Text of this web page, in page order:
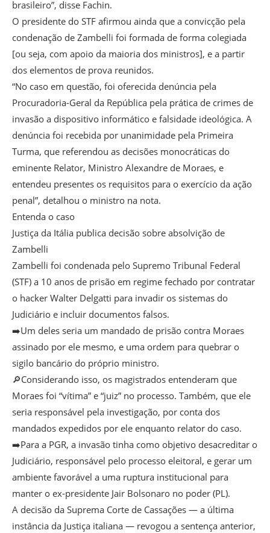
brasileiro”, disse Fachin.
O presidente do STF afirmou ainda que a convicção pela
condenação de Zambelli foi formada de forma colegiada
[ou seja, com apoio da maioria dos ministros], e a partir
dos elementos de prova reunidos.
“No caso em questão, foi oferecida denúncia pela
Procuradoria-Geral da República pela prática de crimes de
invasão a dispositivo informático e falsidade ideológica. A
denúncia foi recebida por unanimidade pela Primeira
Turma, que referendou as decisões monocráticas do
eminente Relator, Ministro Alexandre de Moraes, e
entendeu presentes os requisitos para o exercício da ação
penal”, detalhou o ministro na nota.
Entenda o caso
Justiça da Itália publica decisão sobre absolvição de
Zambelli
Zambelli foi condenada pelo Supremo Tribunal Federal
(STF) a 10 anos de prisão em regime fechado por contratar
o hacker Walter Delgatti para invadir os sistemas do
Judiciário e incluir documentos falsos.
➡️Um deles seria um mandado de prisão contra Moraes
assinado por ele mesmo, e uma ordem para quebrar o
sigilo bancário do próprio ministro.
🔎Considerando isso, os magistrados entenderam que
Moraes foi “vítima” e “juiz” no processo. Também, que ele
seria responsável pela investigação, por conta dos
mandados expedidos por ele enquanto relator do caso.
➡️Para a PGR, a invasão tinha como objetivo desacreditar o
Judiciário, responsável pelo processo eleitoral, e gerar um
ambiente favorável a uma ruptura institucional para
manter o ex-presidente Jair Bolsonaro no poder (PL).
A decisão da Suprema Corte de Cassações — a última
instância da Justiça italiana — revogou a sentença anterior,